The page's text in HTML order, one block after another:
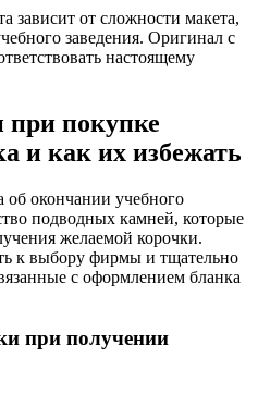
зависит от сложности макета,
заведения. Оригинал с
настоящему
покупке
и как их избежать
окончании учебного
подводных камней, которые
желаемой корочки.
к выбору фирмы и тщательно
с оформлением бланка
при получении